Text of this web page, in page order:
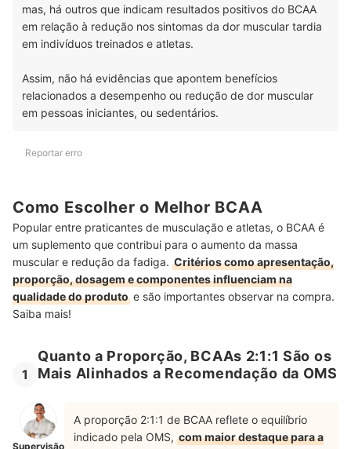
mas, há outros que indicam resultados positivos do BCAA
em relação à redução nos sintomas da dor muscular tardia
em indivíduos treinados e atletas.
Assim, não há evidências que apontem benefícios
relacionados a desempenho ou redução de dor muscular
em pessoas iniciantes, ou sedentários.
Reportar erro
Como Escolher o Melhor BCAA
Popular entre praticantes de musculação e atletas, o BCAA é
um suplemento que contribui para o aumento da massa
muscular e redução da fadiga. Critérios como apresentação,
proporção, dosagem e componentes influenciam na
qualidade do produto e são importantes observar na compra.
Saiba mais!
1
Quanto a Proporção, BCAAs 2:1:1 São os
Mais Alinhados a Recomendação da OMS
Supervisão
A proporção 2:1:1 de BCAA reflete o equilíbrio
indicado pela OMS, com maior destaque para a